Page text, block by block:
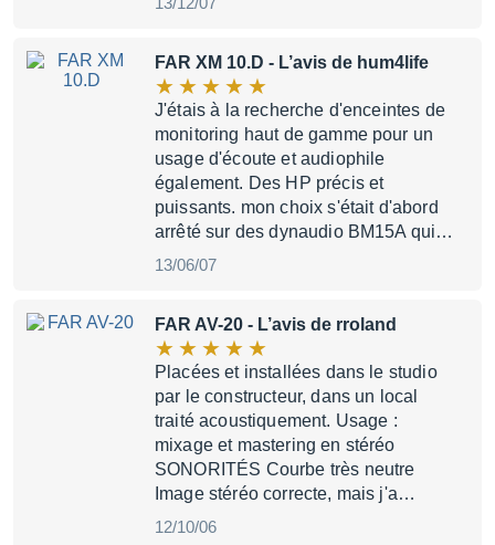
FAR XM 10.D - L’avis de hum4life
J'étais à la recherche d'enceintes de
monitoring haut de gamme pour un
usage d'écoute et audiophile
également. Des HP précis et
puissants. mon choix s'était d'abord
arrêté sur des dynaudio BM15A qui…
13/06/07
FAR AV-20 - L’avis de rroland
Placées et installées dans le studio
par le constructeur, dans un local
traité acoustiquement. Usage :
mixage et mastering en stéréo
SONORITÉS Courbe très neutre
Image stéréo correcte, mais j'a…
12/10/06